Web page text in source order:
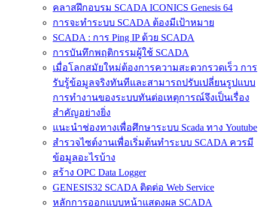
คลาสฝึกอบรม SCADA ICONICS Genesis 64
การจะทำระบบ SCADA ต้องมีเป้าหมาย
SCADA : การ Ping IP ด้วย SCADA
การบันทึกพฤติกรรมผู้ใช้ SCADA
เมื่อโลกสมัยใหม่ต้องการความสะดวกรวดเร็ว การ
รับรู้ข้อมูลจริงทันทีและสามารถปรับเปลี่ยนรูปแบบ
การทำงานของระบบทันต่อเหตุการณ์จึงเป็นเรื่อง
สำคัญอย่างยิ่ง
แนะนำช่องทางเพื่อศึกษาระบบ Scada ทาง Youtube
สำรวจไซต์​งานเพื่อเริ่มต้นทำระบบ SCADA ควรมี
ข้อมูลอะไรบ้าง
สร้าง OPC Data Logger
GENESIS32 SCADA ติดต่อ Web Service
หลักการออกแบบหน้าแสดงผล SCADA